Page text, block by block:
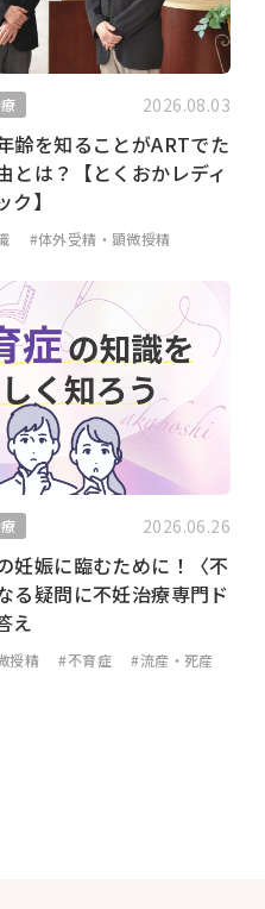
2026.08.03
齢を知ることがARTでた
とは？【とくおかレディ
】
#体外受精・顕微授精
2026.06.26
妊娠に臨むために！〈不
る疑問に不妊治療専門ド
え
授精 #不育症 #流産・死産